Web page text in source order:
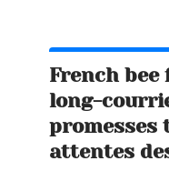
French bee
long-
promesses
attentes